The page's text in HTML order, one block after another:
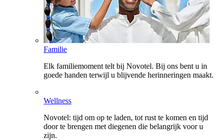
Familie
Elk familiemoment telt bij Novotel. Bij ons bent u in
goede handen terwijl u blijvende herinneringen maakt.
Wellness
Novotel: tijd om op te laden, tot rust te komen en tijd
door te brengen met diegenen die belangrijk voor u
zijn.